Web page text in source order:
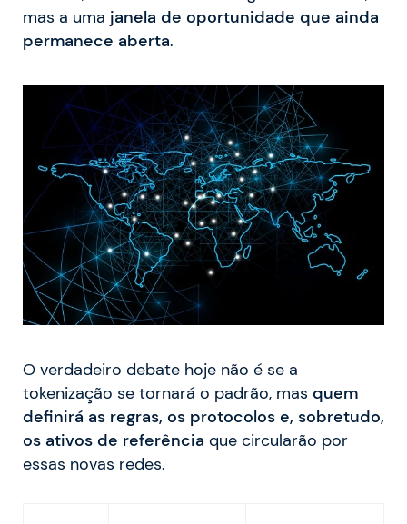
mas a uma janela de oportunidade que ainda
permanece aberta.
O verdadeiro debate hoje não é se a
tokenização se tornará o padrão, mas quem
definirá as regras, os protocolos e, sobretudo,
os ativos de referência que circularão por
essas novas redes.